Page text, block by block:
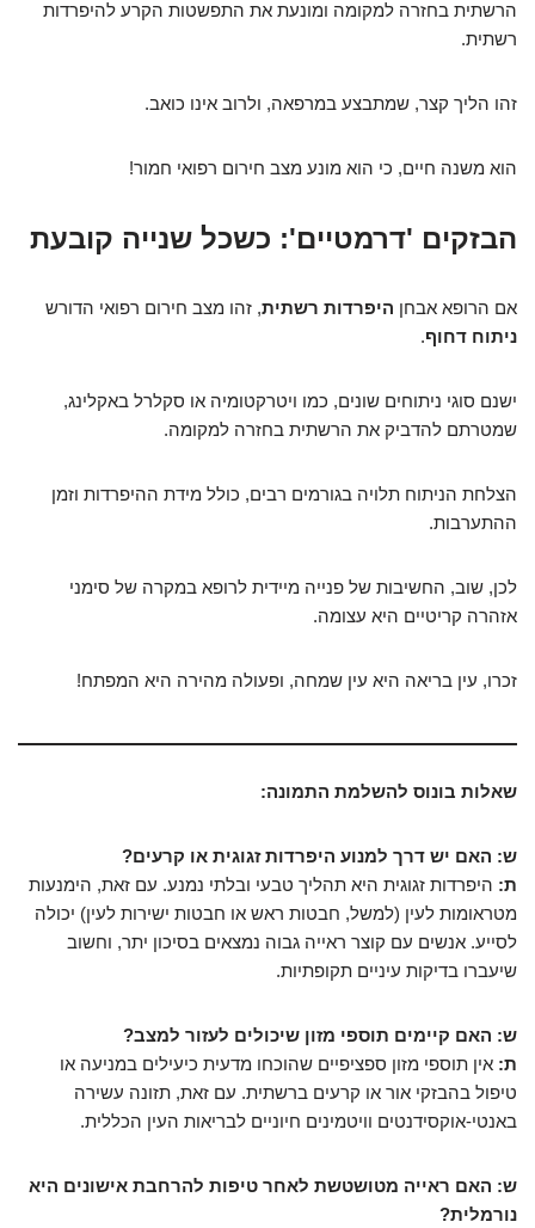
הרשתית בחזרה למקומה ומונעת את התפשטות הקרע להיפרדות
רשתית.
זהו הליך קצר, שמתבצע במרפאה, ולרוב אינו כואב.
הוא משנה חיים, כי הוא מונע מצב חירום רפואי חמור!
הבזקים 'דרמטיים': כשכל שנייה קובעת
אם הרופא אבחן היפרדות רשתית, זהו מצב חירום רפואי הדורש
ניתוח דחוף.
ישנם סוגי ניתוחים שונים, כמו ויטרקטומיה או סקלרל באקלינג,
שמטרתם להדביק את הרשתית בחזרה למקומה.
הצלחת הניתוח תלויה בגורמים רבים, כולל מידת ההיפרדות וזמן
ההתערבות.
לכן, שוב, החשיבות של פנייה מיידית לרופא במקרה של סימני
אזהרה קריטיים היא עצומה.
זכרו, עין בריאה היא עין שמחה, ופעולה מהירה היא המפתח!
שאלות בונוס להשלמת התמונה:
ש: האם יש דרך למנוע היפרדות זגוגית או קרעים?
ת: היפרדות זגוגית היא תהליך טבעי ובלתי נמנע. עם זאת, הימנעות
מטראומות לעין (למשל, חבטות ראש או חבטות ישירות לעין) יכולה
לסייע. אנשים עם קוצר ראייה גבוה נמצאים בסיכון יתר, וחשוב
שיעברו בדיקות עיניים תקופתיות.
ש: האם קיימים תוספי מזון שיכולים לעזור למצב?
ת: אין תוספי מזון ספציפיים שהוכחו מדעית כיעילים במניעה או
טיפול בהבזקי אור או קרעים ברשתית. עם זאת, תזונה עשירה
באנטי-אוקסידנטים וויטמינים חיוניים לבריאות העין הכללית.
ש: האם ראייה מטושטשת לאחר טיפות להרחבת אישונים היא
נורמלית?